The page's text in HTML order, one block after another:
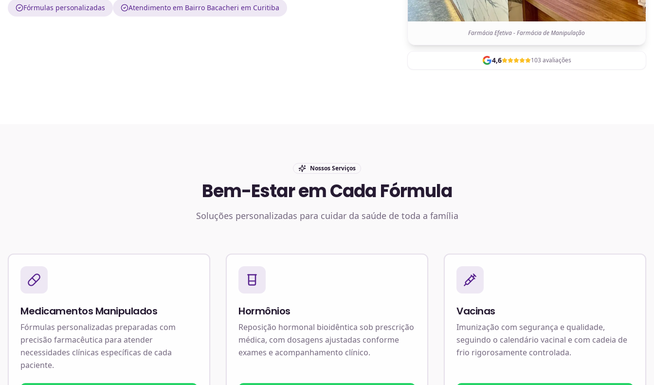
Fórmulas personalizadas Atendimento em Bairro Bacacheri em Curitiba
Farmácia Efetiva - Farmácia de Manipulação
4,6 103 avaliações
Nossos Serviços
Bem-Estar em Cada Fórmula
Soluções personalizadas para cuidar da saúde de toda a família
Medicamentos Manipulados
Fórmulas personalizadas preparadas com
precisão farmacêutica para atender
necessidades clínicas específicas de cada
paciente.
Hormônios
Reposição hormonal bioidêntica sob prescrição
médica, com dosagens ajustadas conforme
exames e acompanhamento clínico.
Vacinas
Imunização com segurança e qualidade,
seguindo o calendário vacinal e com cadeia de
frio rigorosamente controlada.